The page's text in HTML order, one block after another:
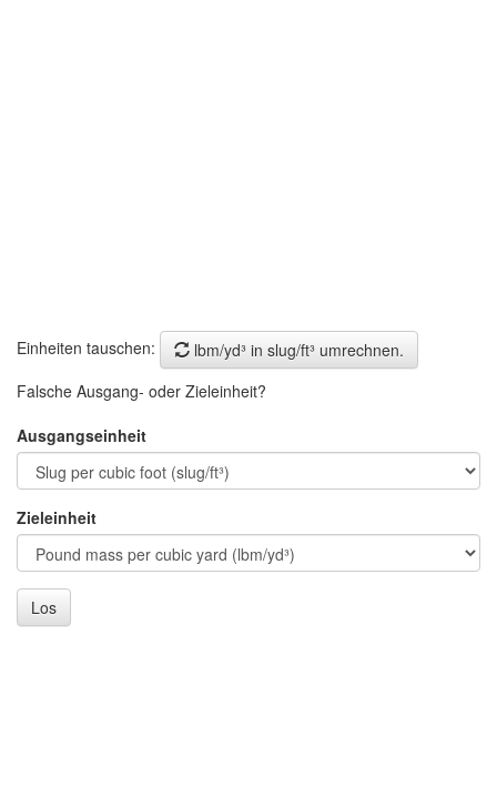
Einheiten tauschen:
lbm/yd³ in slug/ft³ umrechnen.
Falsche Ausgang- oder Zieleinheit?
Ausgangseinheit
Zieleinheit
Los